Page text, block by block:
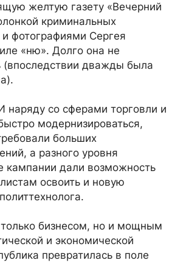
желтую газету «Вечерний
криминальных
фотографиями Сергея
«ню». Долго она не
(впоследствии дважды была
наряду со сферами торговли и
модернизироваться,
больших
а разного уровня
кампании дали возможность
освоить и новую
бизнесом, но и мощным
и экономической
превратилась в поле